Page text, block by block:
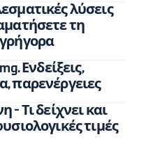
λύσεις
τη
Ενδείξεις,
παρενέργειες
– Τι δείχνει και
τιμές